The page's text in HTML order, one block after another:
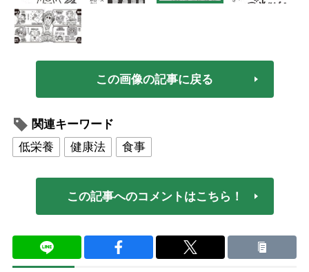
この画像の記事に戻る
関連キーワード
低栄養
健康法 食事
この記事へのコメントはこちら！